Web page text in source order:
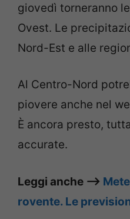
giovedì torneranno
Ovest. Le
Nord-Est e alle
Al Centro-Nord
piovere anche nel
È ancora presto,
accurate.
Leggi anche –>
rovente. Le